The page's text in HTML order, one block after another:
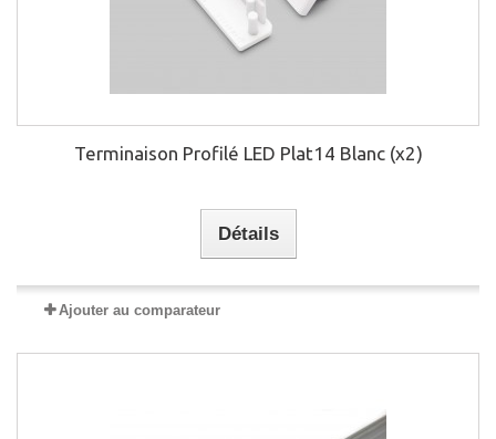
Terminaison Profilé LED Plat14 Blanc (x2)
Détails
Ajouter au comparateur